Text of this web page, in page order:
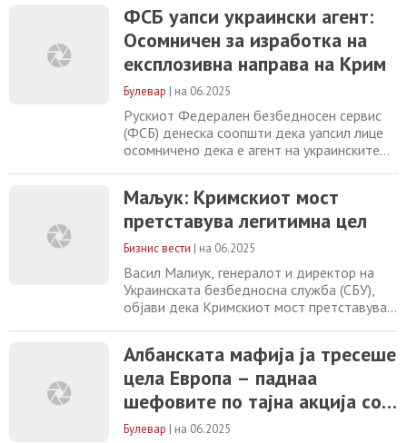
подводни столбови. Операцијата, за која
презеде одговорност безбедносната
служба на Киев (СБУ), е втората
високопрофилна операција на Украина во
ФСБ уапси украински агент:
Осомничен за изработка на
експлозивна направа на Крим
Булевар | на 06.2025
Рускиот Федерален безбедносен сервис
(ФСБ) денеска соопшти дека уапсил лице
осомничено дека е агент на украинските
изработка на импровизирана експлозивна
направа, која била наменета за
извршување саботажи и терористички
дејствија на Кримскиот полуостров. ФСБ
наведува дека експлозивната
Маљук: Кримскиот мост
претставува легитимна цел
Бизнис вести | на 06.2025
Васил Малиук, генералот и директор на
Украинската безбедносна служба (СБУ),
објави дека Кримскиот мост претставува
нелегални руски објекти,” изјави Малиук.
Тој додаде: “Затоа, Кримскиот мост е
апсолутно легитимна цел, особено имајќи
предвид дека непријателот го користеше
како логистичка
Албанската мафија ја тресеше
цела Европа – паднаа
шефовите по тајна акција со
Финска!
Булевар | на 06.2025